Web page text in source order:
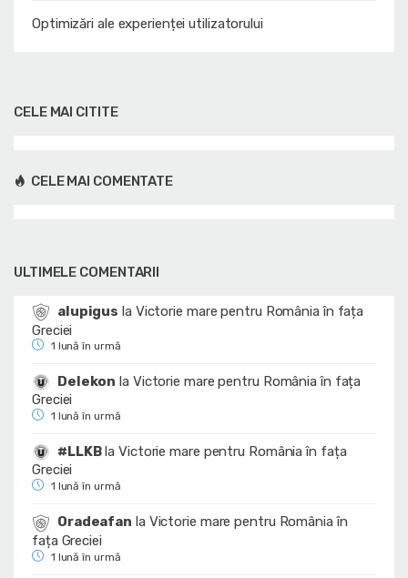
Optimizări ale experienței utilizatorului
CELE MAI CITITE
CELE MAI COMENTATE
ULTIMELE COMENTARII
alupigus la Victorie mare pentru România în fața
Greciei
1 lună în urmă
Delekon la Victorie mare pentru România în fața
Greciei
1 lună în urmă
#LLKBlaVictorie mare pentru România în fața
Greciei
1 lună în urmă
Oradeafan la Victorie mare pentru România în
fața Greciei
1 lună în urmă